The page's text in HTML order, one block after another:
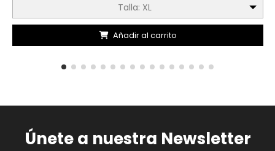
Talla: XL
Añadir al carrito
Únete a nuestra Newsletter